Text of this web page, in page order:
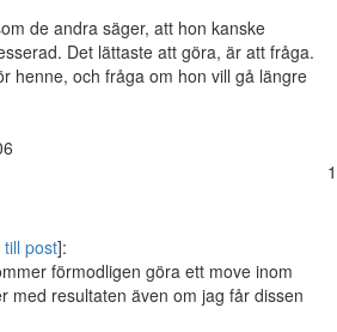
de andra säger, att hon kanske
Det lättaste att göra, är att fråga.
henne, och fråga om hon vill gå längre
1
till post]:
förmodligen göra ett move inom
med resultaten även om jag får dissen